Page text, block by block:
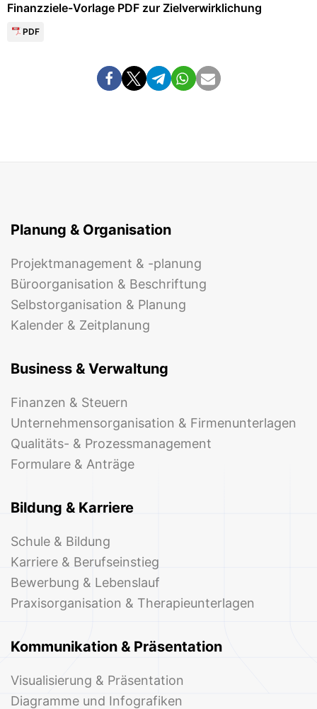
Finanzziele-Vorlage PDF zur Zielverwirklichung
PDF
Planung & Organisation
Projektmanagement & -planung
Büroorganisation & Beschriftung
Selbstorganisation & Planung
Kalender & Zeitplanung
Business & Verwaltung
Finanzen & Steuern
Unternehmensorganisation & Firmenunterlagen
Qualitäts- & Prozessmanagement
Formulare & Anträge
Bildung & Karriere
Schule & Bildung
Karriere & Berufseinstieg
Bewerbung & Lebenslauf
Praxisorganisation & Therapieunterlagen
Kommunikation & Präsentation
Visualisierung & Präsentation
Diagramme und Infografiken